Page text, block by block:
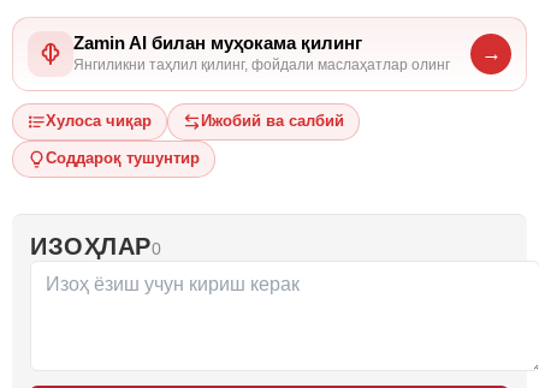
Zamin AI билан муҳокама қилинг
Янгиликни таҳлил қилинг, фойдали маслаҳатлар олинг
→
Хулоса чиқар Ижобий ва салбий
Соддароқ тушунтир
ИЗОҲЛАР0